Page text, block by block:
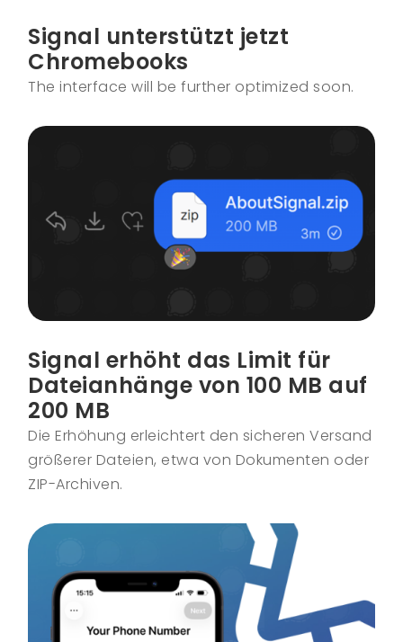
Signal unterstützt jetzt
Chromebooks
The interface will be further optimized soon.
Signal erhöht das Limit für
Dateianhänge von 100 MB auf
200 MB
Die Erhöhung erleichtert den sicheren Versand
größerer Dateien, etwa von Dokumenten oder
ZIP-Archiven.